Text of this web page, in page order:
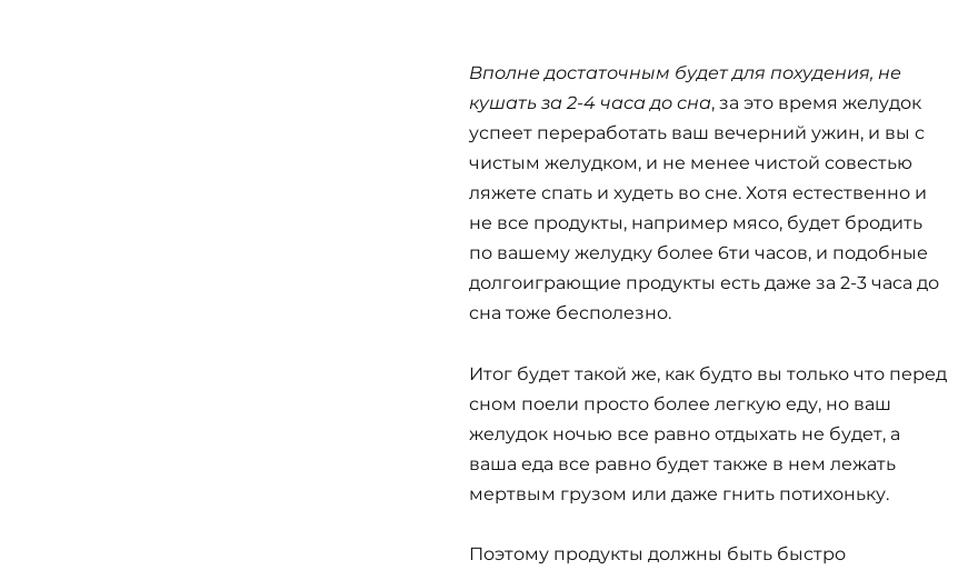
Вполне достаточным будет для похудения, не
кушать за 2-4 часа до сна, за это время желудок
успеет переработать ваш вечерний ужин, и вы с
чистым желудком, и не менее чистой совестью
ляжете спать и худеть во сне. Хотя естественно и
не все продукты, например мясо, будет бродить
по вашему желудку более 6ти часов, и подобные
долгоиграющие продукты есть даже за 2-3 часа до
сна тоже бесполезно.
Итог будет такой же, как будто вы только что перед
сном поели просто более легкую еду, но ваш
желудок ночью все равно отдыхать не будет, а
ваша еда все равно будет также в нем лежать
мертвым грузом или даже гнить потихоньку.
Поэтому продукты должны быть быстро